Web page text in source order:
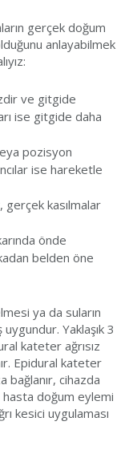
gerçek doğum
anlayabilmek
ve gitgide
ise gitgide daha
pozisyon
ise hareketle
gerçek kasılmalar
önde
belden öne
ya da suların
Yaklaşık 3
kateter ağrısız
Epidural kateter
bağlanır, cihazda
hasta doğum eylemi
kesici uygulaması